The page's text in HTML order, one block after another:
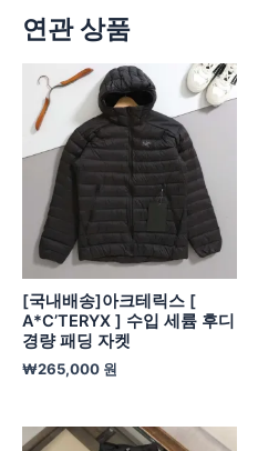
연관 상품
[국내배송]아크테릭스 [
A*C’TERYX ] 수입 세륨 후디
경량 패딩 자켓
₩265,000 원